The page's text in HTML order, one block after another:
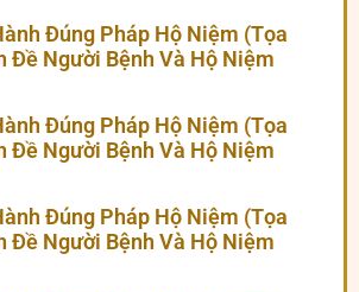
Đúng Pháp Hộ Niệm (Tọa
Đề Người Bệnh Và Hộ Niệm
Đúng Pháp Hộ Niệm (Tọa
Đề Người Bệnh Và Hộ Niệm
Đúng Pháp Hộ Niệm (Tọa
Đề Người Bệnh Và Hộ Niệm